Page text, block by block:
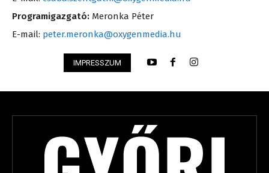
Programigazgató: Meronka Péter
E-mail: peter.meronka@oxygenmedia.hu
IMPRESSZUM